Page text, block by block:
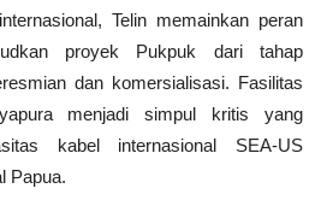
Telin memainkan peran
proyek Pukpuk dari tahap
dan komersialisasi. Fasilitas
menjadi simpul kritis yang
kabel internasional SEA-US
Papua.